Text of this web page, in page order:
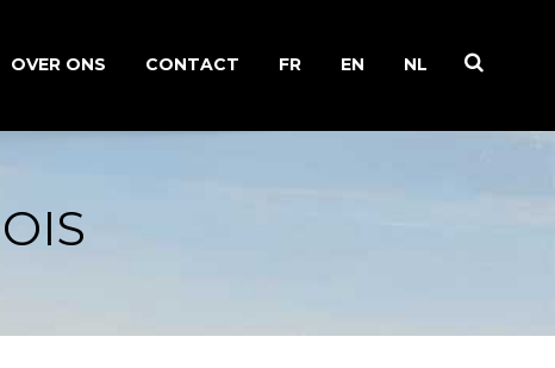
OVER ONS
WERKZAAMHEDEN IN DE
CONTACT FR EN NL